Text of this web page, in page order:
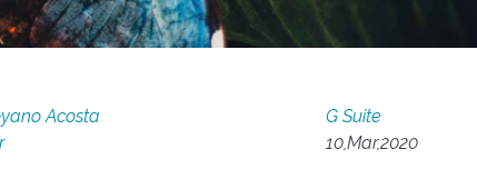
Acosta
G Suite
10,Mar,2020